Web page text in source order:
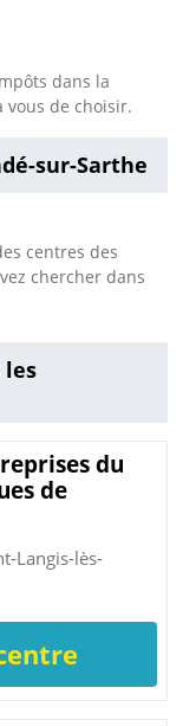
dans la
vous de choisir.
sur-Sarthe
centres des
chercher dans
les
du
de
Langis-lès-